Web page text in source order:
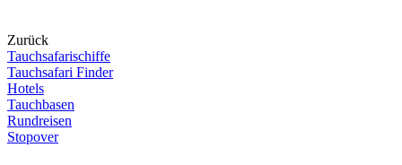
Zurück
Tauchsafarischiffe
Tauchsafari Finder
Hotels
Tauchbasen
Rundreisen
Stopover